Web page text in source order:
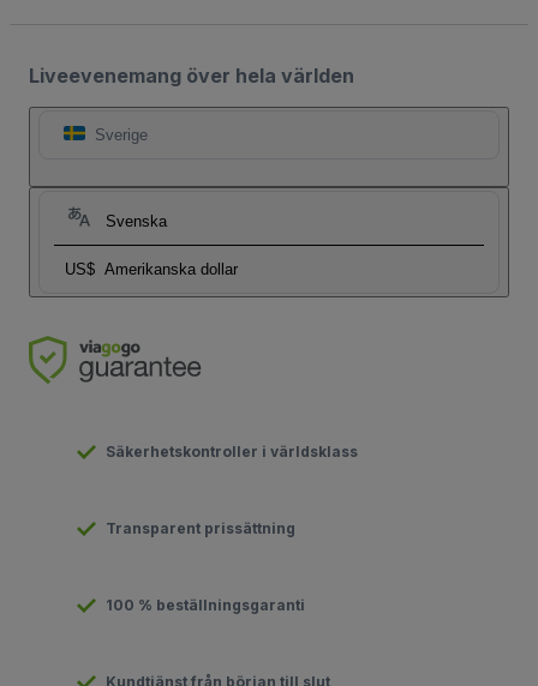
Liveevenemang över hela världen
Sverige
Svenska
US$ Amerikanska dollar
Säkerhetskontroller i världsklass
Transparent prissättning
100 % beställningsgaranti
Kundtjänst från början till slut